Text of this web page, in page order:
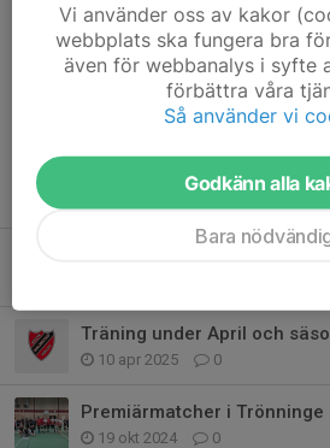
Kommentarer
Tidigare nyheter
Träning under April och
10 apr 2025 0
Premiärmatcher i Trönninge
19 okt 2024 0
Vi använder oss av kakor
webbplats ska fungera bra
även för webbanalys i syfte
förbättra våra
Så använder vi
Godkänn alla
Bara